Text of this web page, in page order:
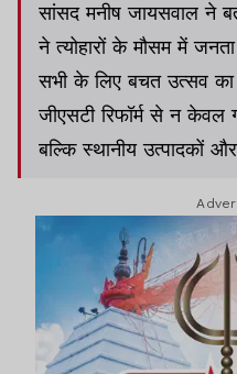
सांसद मनीष जायसवाल ने
ने त्योहारों के मौसम में
सभी के लिए बचत उत्सव
जीएसटी रिफॉर्म से न केवल
बल्कि स्थानीय उत्पादकों और